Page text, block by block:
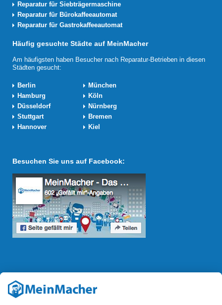
Reparatur für Siebträgermaschine
Reparatur für Bürokaffeeautomat
Reparatur für Gastrokaffeeautomat
Häufig gesuchte Städte auf MeinMacher
Am häufigsten haben Besucher nach Reparatur-Betrieben in diesen
Städten gesucht:
Berlin
München
Hamburg
Köln
Düsseldorf
Nürnberg
Stuttgart
Bremen
Hannover
Kiel
Besuchen Sie uns auf Facebook:
Reparatur Revolution
Mit derReparatur-Revolution
Reparaturbedingungen in Deutschland: Für Produkte, die sich gut